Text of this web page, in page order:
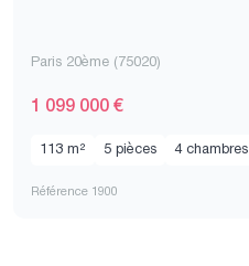
Paris 20ème (75020)
1 099 000 €
113 m² 5 pièces 4 chambres
Référence 1900